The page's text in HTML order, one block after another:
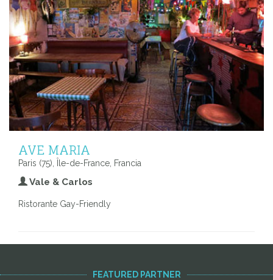
AVE MARIA
Paris (75), Île-de-France, Francia
Vale & Carlos
Ristorante Gay-Friendly
FEATURED PARTNER